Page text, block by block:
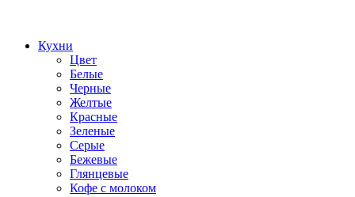
Кухни
Цвет
Белые
Черные
Желтые
Красные
Зеленые
Серые
Бежевые
Глянцевые
Кофе с молоком